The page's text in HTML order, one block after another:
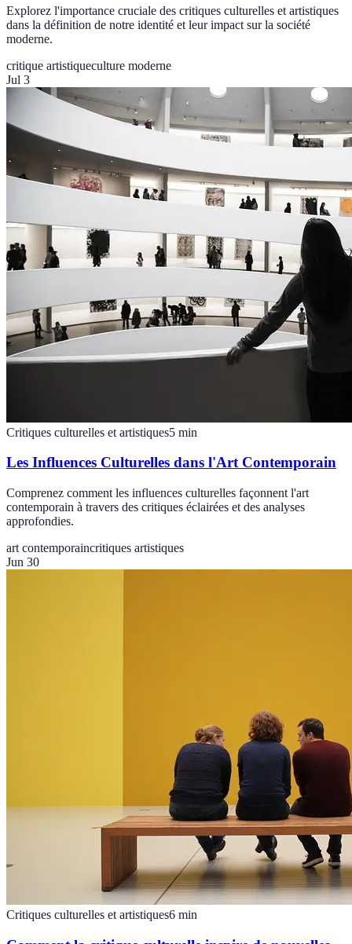
Explorez l'importance cruciale des critiques culturelles et artistiques
dans la définition de notre identité et leur impact sur la société
moderne.
critique artistiqueculture moderne
Jul 3
Critiques culturelles et artistiques5 min
Les Influences Culturelles dans l'Art Contemporain
Comprenez comment les influences culturelles façonnent l'art
contemporain à travers des critiques éclairées et des analyses
approfondies.
art contemporaincritiques artistiques
Jun 30
Critiques culturelles et artistiques6 min